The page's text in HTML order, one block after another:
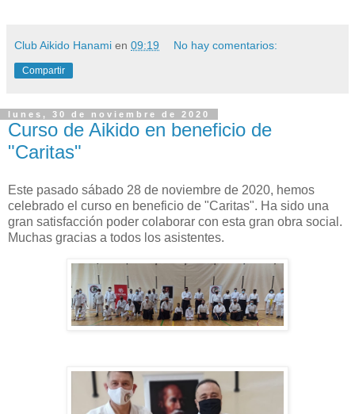
Club Aikido Hanami en 09:19 No hay comentarios:
Compartir
lunes, 30 de noviembre de 2020
Curso de Aikido en beneficio de
"Caritas"
Este pasado sábado 28 de noviembre de 2020, hemos
celebrado el curso en beneficio de "Caritas". Ha sido una
gran satisfacción poder colaborar con esta gran obra social.
Muchas gracias a todos los asistentes.